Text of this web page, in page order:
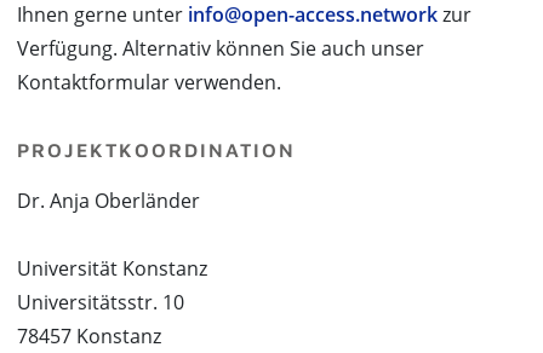
Ihnen gerne unter info@open-access.networkzur
Verfügung. Alternativ können Sie auch unser
Kontaktformular verwenden.
PROJEKTKOORDINATION
Dr. Anja Oberländer
Universität Konstanz
Universitätsstr. 10
78457 Konstanz